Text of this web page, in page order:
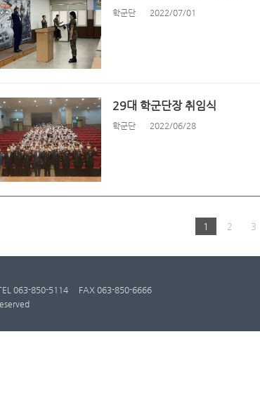
학군단 2022/07/01
29대 학군단장 취임식
학군단 2022/06/28
1 2 3
063-850-5114
FAX 063-850-6666